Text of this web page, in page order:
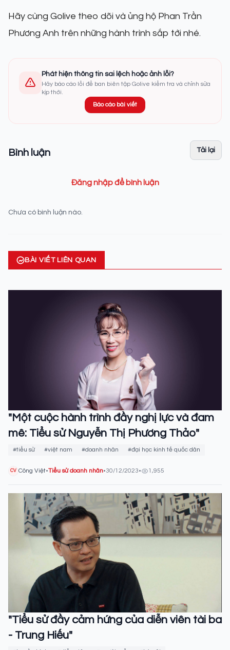
Hãy cùng Golive theo dõi và ủng hộ Phan Trần
Phương Anh trên những hành trình sắp tới nhé.
Phát hiện thông tin sai lệch hoặc ảnh lỗi?
Hãy báo cáo lỗi để ban biên tập Golive kiểm tra và chỉnh sửa
kịp thời.
Báo cáo bài viết
Bình luận Tải lại
Đăng nhập để bình luận
Chưa có bình luận nào.
BÀI VIẾT LIÊN QUAN
"Một cuộc hành trình đầy nghị lực và đam
mê: Tiểu sử Nguyễn Thị Phương Thảo"
#tiểu sử #việt nam #doanh nhân #đại học kinh tế quốc dân
CV Công Việt•Tiểu sử doanh nhân•30/12/2023• 1,955
"Tiểu sử đầy cảm hứng của diễn viên tài ba
- Trung Hiếu"